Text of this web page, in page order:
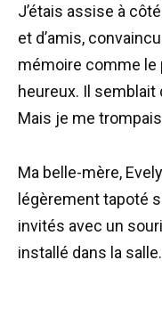
J’étais assise à
et d’amis,
mémoire comme le
heureux. Il semblait
Mais je me
Ma belle-mère,
légèrement tapoté
invités avec un
installé dans la salle.